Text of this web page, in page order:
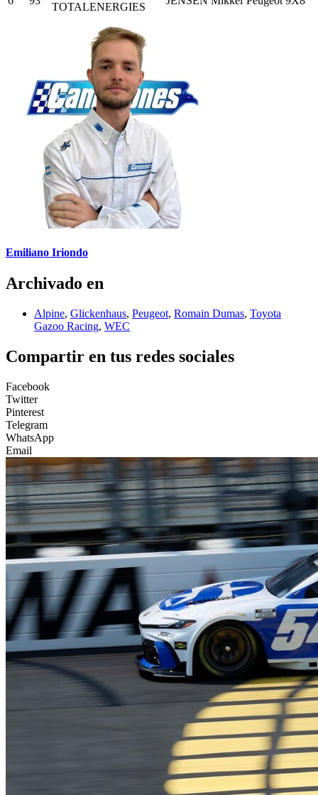
TOTALENERGIES
Emiliano Iriondo
Archivado en
Alpine, Glickenhaus, Peugeot, Romain Dumas, Toyota
Gazoo Racing, WEC
Compartir en tus redes sociales
Facebook
Twitter
Pinterest
Telegram
WhatsApp
Email